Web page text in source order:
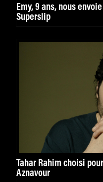
Emy, 9 ans, nous
Superslip
Tahar Rahim choisi
Aznavour